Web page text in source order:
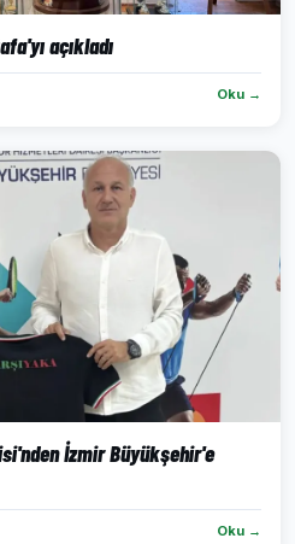
açıkladı
Oku →
İzmir Büyükşehir'e
Oku →